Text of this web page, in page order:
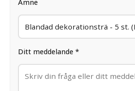
Ämne
Ditt meddelande *